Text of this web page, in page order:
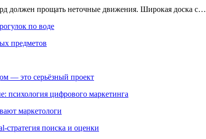
должен прощать неточные движения. Широкая доска с…
по воде
предметов
— это серьёзный проект
психология цифрового маркетинга
маркетологи
стратегия поиска и оценки